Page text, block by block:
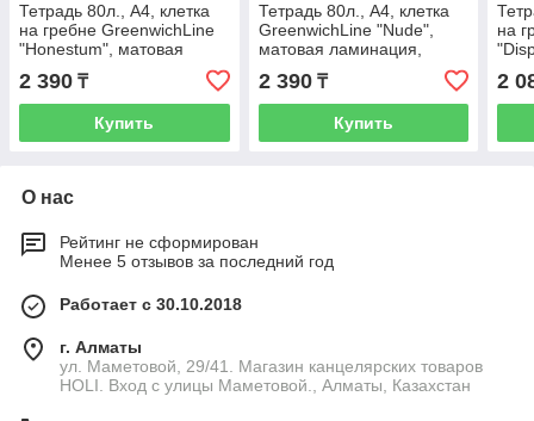
Тетрадь 80л., А4, клетка
на гребне GreenwichLine
"Honestum", матовая
ламинация, тиснение
фольгой, 80
2 390 ₸
Купить
Тетрадь 80л., А4, клетка
GreenwichLine "Nude",
матовая ламинация,
тиснение фольгой, 70г/м3
2 390₸
Купить
на
2
О нас
Рейтинг не сформирован
Менее 5 отзывов за последний год
Работает с 30.10.2018
г. Алматы
ул. Маметовой, 29/41. Магазин канцелярских товаров
HOLI. Вход с улицы Маметовой., Алматы, Казахстан